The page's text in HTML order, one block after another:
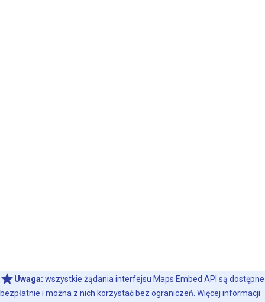
Uwaga: wszystkie żądania interfejsu Maps Embed API są dostępne
bezpłatnie i można z nich korzystać bez ograniczeń. Więcej informacji